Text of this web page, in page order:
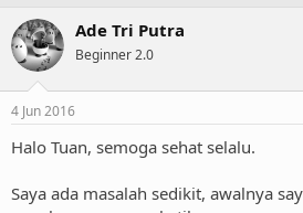
e
r
Ade Tri Putra
Beginner 2.0
4 Jun 2016
Halo Tuan, semoga sehat selalu.
Saya ada masalah sedikit, awalnya